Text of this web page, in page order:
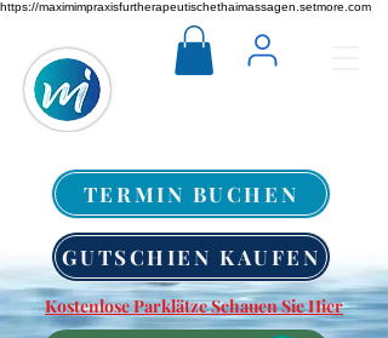
https://maximimpraxisfurtherapeutischethaimassagen.setmore.com
TERMIN BUCHEN
GUTSCHIEN KAUFEN
Kostenlose Parklätze Schauen Sie Hier